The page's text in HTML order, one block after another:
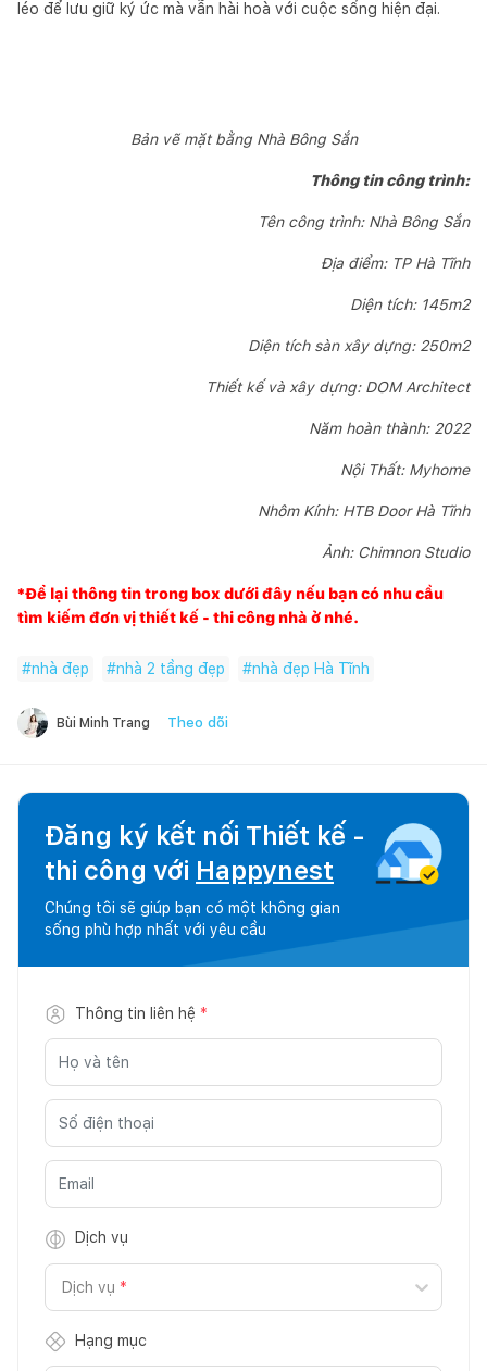
léo để lưu giữ ký ức mà vẫn hài hoà với cuộc sống hiện đại.
Bản vẽ mặt bằng Nhà Bông Sắn
Thông tin công trình:
Tên công trình: Nhà Bông Sắn
Địa điểm: TP Hà Tĩnh
Diện tích: 145m2
Diện tích sàn xây dựng: 250m2
Thiết kế và xây dựng: DOM Architect
Năm hoàn thành: 2022
Nội Thất: Myhome
Nhôm Kính: HTB Door Hà Tĩnh
Ảnh: Chimnon Studio
*Để lại thông tin trong box dưới đây nếu bạn có nhu cầu
tìm kiếm đơn vị thiết kế - thi công nhà ở nhé.
#nhà đẹp #nhà 2 tầng đẹp #nhà đẹp Hà Tĩnh
Bùi Minh Trang Theo dõi
Đăng ký kết nối Thiết kế -
thi công với Happynest
Chúng tôi sẽ giúp bạn có một không gian
sống phù hợp nhất với yêu cầu
Thông tin liên hệ *
Dịch vụ
Dịch vụ *
Hạng mục